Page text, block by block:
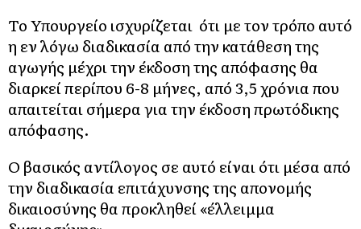
Το Υπουργείο ισχυρίζεται ότι με τον τρόπο αυτό
η εν λόγω διαδικασία από την κατάθεση της
αγωγής μέχρι την έκδοση της απόφασης θα
διαρκεί περίπου 6-8 μήνες, από 3,5 χρόνια που
απαιτείται σήμερα για την έκδοση πρωτόδικης
απόφασης.
Ο βασικός αντίλογος σε αυτό είναι ότι μέσα από
την διαδικασία επιτάχυνσης της απονομής
δικαιοσύνης θα προκληθεί «έλλειμμα